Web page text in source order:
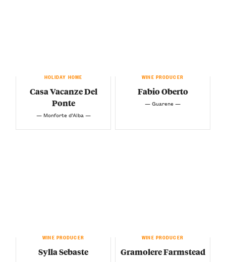
HOLIDAY HOME
Casa Vacanze Del
Ponte
— Monforte d’Alba —
WINE PRODUCER
Fabio Oberto
— Guarene —
WINE PRODUCER
Sylla Sebaste
WINE PRODUCER
Gramolere Farmstead